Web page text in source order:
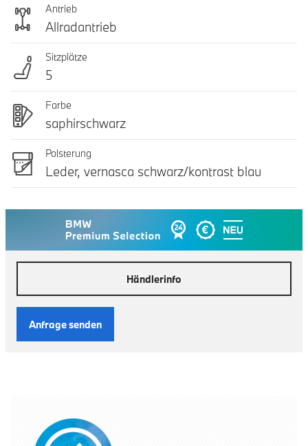
Antrieb
Allradantrieb
Sitzplätze
5
Farbe
saphirschwarz
Polsterung
Leder, vernasca schwarz/kontrast blau
Händlerinfo
Anfrage senden